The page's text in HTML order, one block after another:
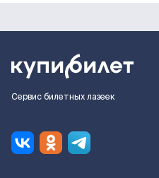
Сервис билетных лазеек